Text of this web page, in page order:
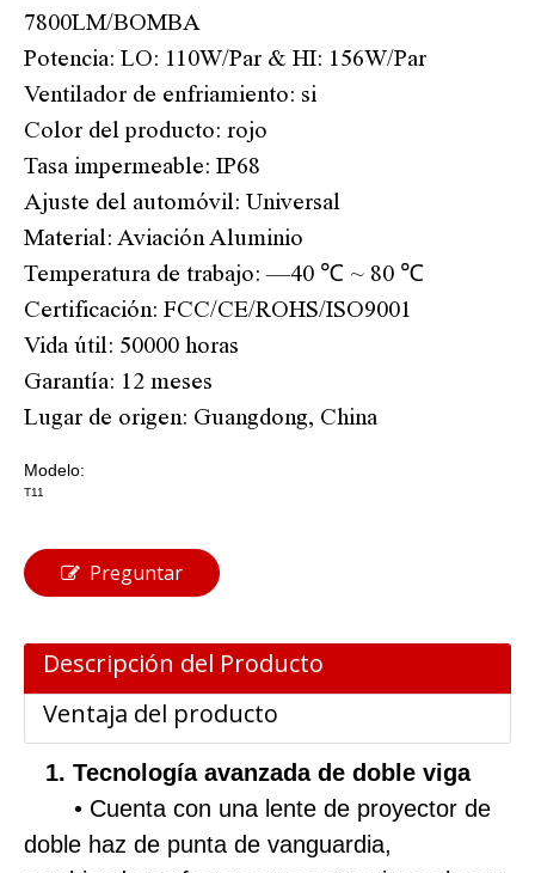
7800LM/BOMBA
Potencia: LO: 110W/Par & HI: 156W/Par
Ventilador de enfriamiento: si
Color del producto: rojo
Tasa impermeable: IP68
Ajuste del automóvil: Universal
Material: Aviación Aluminio
Temperatura de trabajo: —40 ℃ ~ 80 ℃
Certificación: FCC/CE/ROHS/ISO9001
Vida útil: 50000 horas
Garantía: 12 meses
Lugar de origen: Guangdong, China
Modelo:
T11
Preguntar
Descripción del Producto
Ventaja del producto
1. Tecnología avanzada de doble viga
• Cuenta con una lente de proyector de
doble haz de punta de vanguardia,